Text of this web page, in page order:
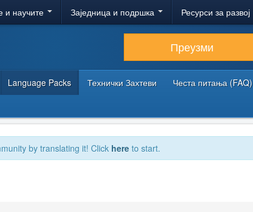
и научите Заједница и подршка Ресурси за развој
Преузми
Language Packs Технички Захтеви Честа питања (FAQ)
by translating it! Click here to start.